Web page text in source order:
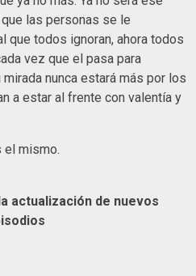
las personas se le
que todos ignoran, ahora todos
vez que el pasa para
nunca estará más por los
a estar al frente con valentía y
el mismo.
actualización de nuevos